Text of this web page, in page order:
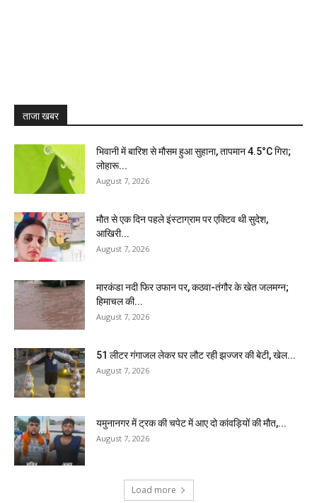
ताजा खबर
भिवानी में बारिश से मौसम हुआ सुहाना, तापमान 4.5°C गिरा;
लोहारू...
August 7, 2026
मौत से एक दिन पहले इंस्टाग्राम पर एक्टिव थी सुदेश,
आखिरी...
August 7, 2026
मारकंडा नदी फिर उफान पर, कठवा-तंगौर के खेत जलमग्न;
हिमाचल की...
August 7, 2026
51 लीटर गंगाजल लेकर घर लौट रही झज्जर की बेटी, खेल...
August 7, 2026
यमुनानगर में ट्रक की चपेट में आए दो कांवड़ियों की मौत,...
August 7, 2026
Load more